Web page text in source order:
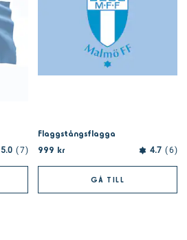
5.0 7
Flaggstångsflagga
999 kr
4.7 6
GÅ TILL